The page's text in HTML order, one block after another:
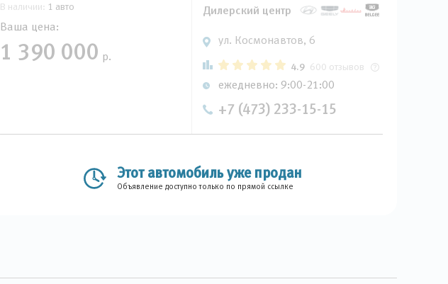
В наличии: 1 авто
Ваша цена:
1 390 000 р.
Дилерский центр
ул. Космонавтов, 6
4.9 600 отзывов
ежедневно: 9:00-21:00
+7 (473) 233-15-15
Этот автомобиль уже продан
Объявление доступно только по прямой ссылке